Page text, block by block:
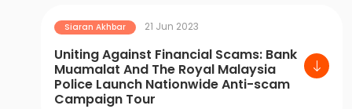
Siaran Akhbar 21 Jun 2023
Uniting Against Financial Scams: Bank
Muamalat And The Royal Malaysia
Police Launch Nationwide Anti-scam
Campaign Tour